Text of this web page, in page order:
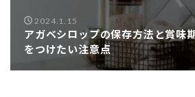
2024.1.15
アガベシロップの保存方法と賞味
をつけたい注意点